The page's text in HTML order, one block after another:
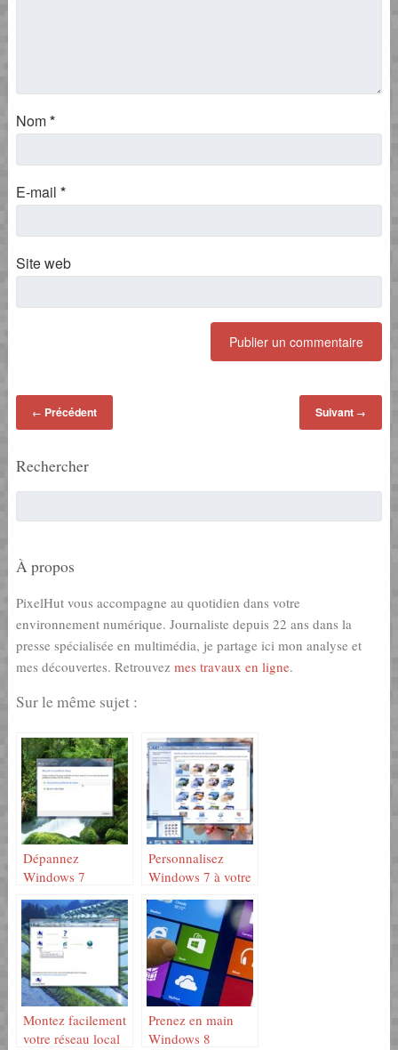
Nom*
E-mail *
Site web
← Précédent Suivant →
Rechercher
À propos
PixelHut vous accompagne au quotidien dans votre
environnement numérique. Journaliste depuis 22 ans dans la
presse spécialisée en multimédia, je partage ici mon analyse et
mes découvertes. Retrouvez mes travaux en ligne.
Sur le même sujet :
Dépannez
Windows 7
Personnalisez
Windows 7 à votre
Montez facilement
votre réseau local
Prenez en main
Windows 8